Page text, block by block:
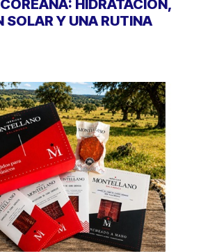
HIDRATACIÓN,
SOLAR Y UNA RUTINA